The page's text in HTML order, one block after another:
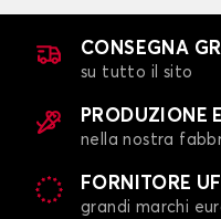
CONSEGNA
su tutto il sito
PRODUZIONE
nella nostra
FORNITORE
grandi marchi